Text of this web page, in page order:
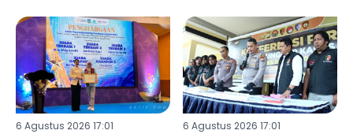
6 Agustus 2026 17:01 6 Agustus 2026 17:01